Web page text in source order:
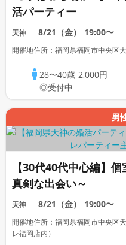
活パーティー
天神 8/21（金） 19:00〜
開催地住所：福岡県福岡市中央区
28〜40歳 2,000円
◎受付中
男
【30代40代中心編】
真剣な出会い～
天神 8/21（金） 19:00〜
開催地住所：福岡県福岡市中央区
レ福岡店内）